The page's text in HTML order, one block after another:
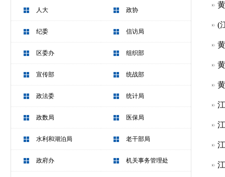
人大 政协
纪委 信访局
区委办 组织部
宣传部 统战部
政法委 统计局
政数局 医保局
水利和湖泊局 老干部局
政府办 机关事务管理处
(